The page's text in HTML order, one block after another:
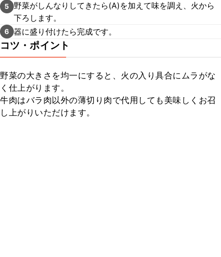
5 野菜がしんなりしてきたら(A)を加えて味を調え、火から
下ろします。
6 器に盛り付けたら完成です。
コツ・ポイント
野菜の大きさを均一にすると、火の入り具合にムラがな
く仕上がります。
牛肉はバラ肉以外の薄切り肉で代用しても美味しくお召
し上がりいただけます。